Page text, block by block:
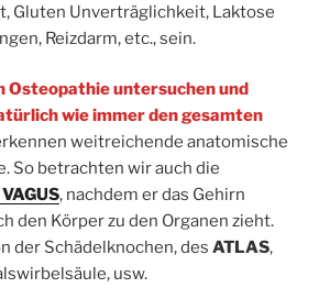
Gluten Unverträglichkeit, Laktose
Reizdarm, etc., sein.
Osteopathie untersuchen und
wie immer den gesamten
weitreichende anatomische
So betrachten wir auch die
VAGUS, nachdem er das Gehirn
den Körper zu den Organen zieht.
der Schädelknochen, des ATLAS,
usw.